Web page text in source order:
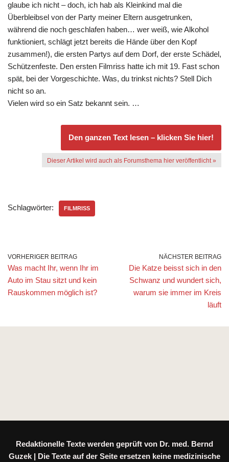
glaube ich nicht – doch, ich hab als Kleinkind mal die
Überbleibsel von der Party meiner Eltern ausgetrunken,
während die noch geschlafen haben… wer weiß, wie Alkohol
funktioniert, schlägt jetzt bereits die Hände über den Kopf
zusammen!), die ersten Partys auf dem Dorf, der erste Schädel,
Schützenfeste. Den ersten Filmriss hatte ich mit 19. Fast schon
spät, bei der Vorgeschichte. Was, du trinkst nichts? Stell Dich
nicht so an.
Vielen wird so ein Satz bekannt sein. …
Den ganzen Text lesen – klicken Sie hier!
Dieser Artikel wird auch als Forumsthema hier veröffentlicht »
Schlagwörter: FILMRISS
VORHERIGER BEITRAG
Was macht Ihr, wenn Ihr im
Auto im Stau sitzt und kein
Rauskommen möglich ist?
NÄCHSTER BEITRAG
Die Katze beisst sich in den
Schwanz und wundert sich,
warum sie immer im Kreis
läuft
Redaktionelle Texte werden geprüft von Dr. med. Bernd
Guzek | Die Texte auf der Seite ersetzen keine medizinische